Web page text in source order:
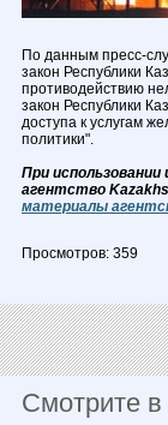
По данным пресс-
закон Республики
противодействию
закон Республики
доступа к услугам
политики".
При
агентство
материалы
Просмотров: 359
Смотрите в